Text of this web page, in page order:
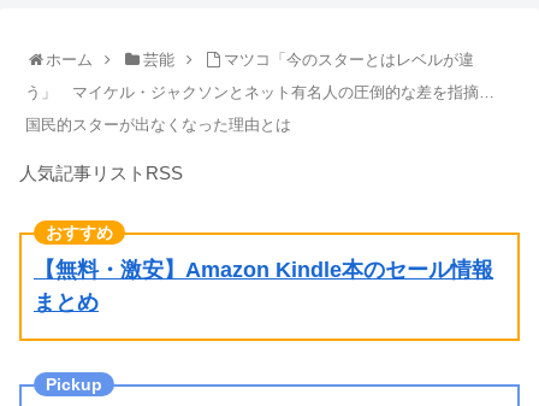
ホーム 芸能
マツコ「今のスターとはレベルが違
う」 マイケル・ジャクソンとネット有名人の圧倒的な差を指摘…
国民的スターが出なくなった理由とは
人気記事リストRSS
【無料・激安】Amazon Kindle本のセール情報
まとめ